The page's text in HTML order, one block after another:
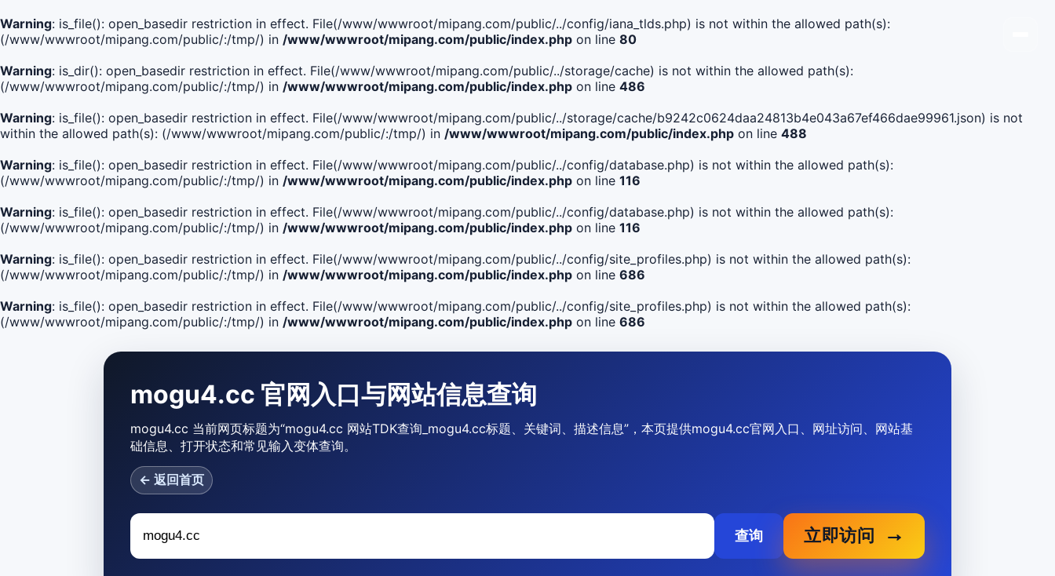
Warning: is_file(): open_basedir restriction in effect. File(/www/wwwroot/mipang.com/public/../config/iana_tlds.php) is not within the allowed path(s):
(/www/wwwroot/mipang.com/public/:/tmp/) in /www/wwwroot/mipang.com/public/index.php on line 80
Warning: is_dir(): open_basedir restriction in effect. File(/www/wwwroot/mipang.com/public/../storage/cache) is not within the allowed path(s):
(/www/wwwroot/mipang.com/public/:/tmp/) in /www/wwwroot/mipang.com/public/index.php on line 486
Warning: is_file(): open_basedir restriction in effect. File(/www/wwwroot/mipang.com/public/../storage/cache/b9242c0624daa24813b4e043a67ef466dae99961.json) is not
within the allowed path(s): (/www/wwwroot/mipang.com/public/:/tmp/) in /www/wwwroot/mipang.com/public/index.php on line 488
Warning: is_file(): open_basedir restriction in effect. File(/www/wwwroot/mipang.com/public/../config/database.php) is not within the allowed path(s):
(/www/wwwroot/mipang.com/public/:/tmp/) in /www/wwwroot/mipang.com/public/index.php on line 116
Warning: is_file(): open_basedir restriction in effect. File(/www/wwwroot/mipang.com/public/../config/database.php) is not within the allowed path(s):
(/www/wwwroot/mipang.com/public/:/tmp/) in /www/wwwroot/mipang.com/public/index.php on line 116
Warning: is_file(): open_basedir restriction in effect. File(/www/wwwroot/mipang.com/public/../config/site_profiles.php) is not within the allowed path(s):
(/www/wwwroot/mipang.com/public/:/tmp/) in /www/wwwroot/mipang.com/public/index.php on line 686
Warning: is_file(): open_basedir restriction in effect. File(/www/wwwroot/mipang.com/public/../config/site_profiles.php) is not within the allowed path(s):
(/www/wwwroot/mipang.com/public/:/tmp/) in /www/wwwroot/mipang.com/public/index.php on line 686
mogu4.cc 官网入口与网站信息查询
mogu4.cc 当前网页标题为“mogu4.cc 网站TDK查询_mogu4.cc标题、关键词、描述信息”，本页提供mogu4.cc官网入口、网址访问、网站基
础信息、打开状态和常见输入变体查询。
← 返回首页
查询 立即访问